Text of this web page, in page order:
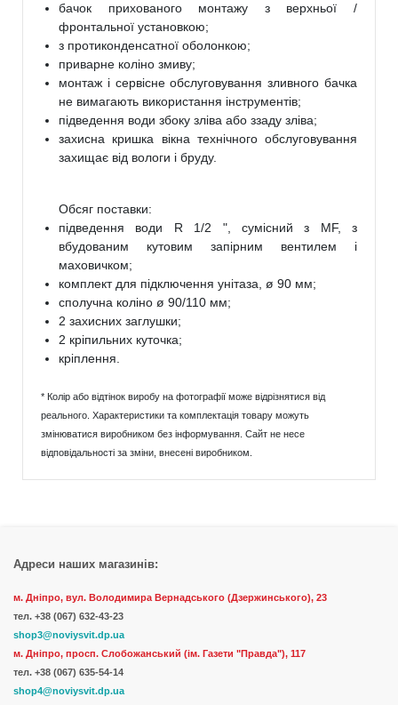
бачок прихованого монтажу з верхньої /
фронтальної установкою;
з протиконденсатної оболонкою;
приварне коліно змиву;
монтаж і сервісне обслуговування зливного бачка
не вимагають використання інструментів;
підведення води збоку зліва або ззаду зліва;
захисна кришка вікна технічного обслуговування
захищає від вологи і бруду.
Обсяг поставки:
підведення води R 1/2 ", сумісний з MF, з
вбудованим кутовим запірним вентилем і
маховичком;
комплект для підключення унітаза, ø 90 мм;
сполучна коліно ø 90/110 мм;
2 захисних заглушки;
2 кріпильних куточка;
кріплення.
* Колір або відтінок виробу на фотографії може відрізнятися від
реального. Характеристики та комплектація товару можуть
змінюватися виробником без інформування. Сайт не несе
відповідальності за зміни, внесені виробником.
Адреси наших магазинів:
м. Дніпро, вул. Володимира Вернадського (Дзержинського), 23
тел. +38 (067) 632-43-23
shop3@noviysvit.dp.ua
м. Дніпро, просп. Слобожанський (ім. Газети "Правда"), 117
тел. +38 (067) 635-54-14
shop4@noviysvit.dp.ua